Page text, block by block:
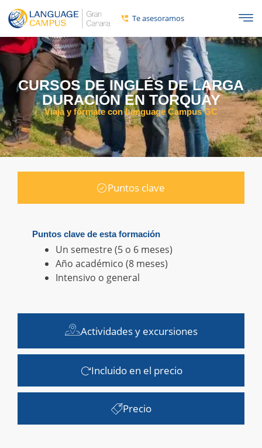
Te asesoramos
CURSOS DE INGLÉS DE LARGA
DURACIÓN EN TORQUAY
Viaja y fórmate con Language Campus GC
Puntos clave
Actividades y excursiones
Incluido en el precio
Precio
Puntos clave de esta formación
Un semestre (5 o 6 meses)
Año académico (8 meses)
Intensivo o general